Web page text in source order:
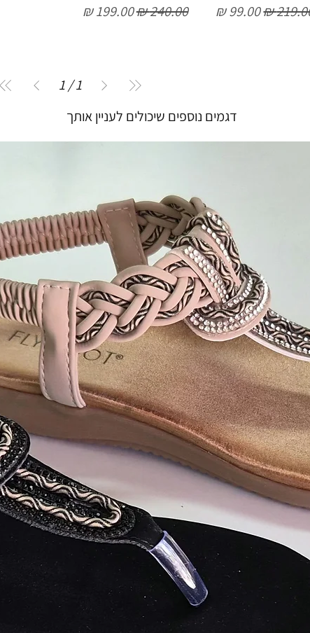
רגיל מחיר מבצע‏99.00 ‏₪
מחיר רגיל‏240.00 ‏₪ מחיר מבצע‏199.00 ‏₪
1
/
1
דגמים נוספים שיכולים לעניין אותך